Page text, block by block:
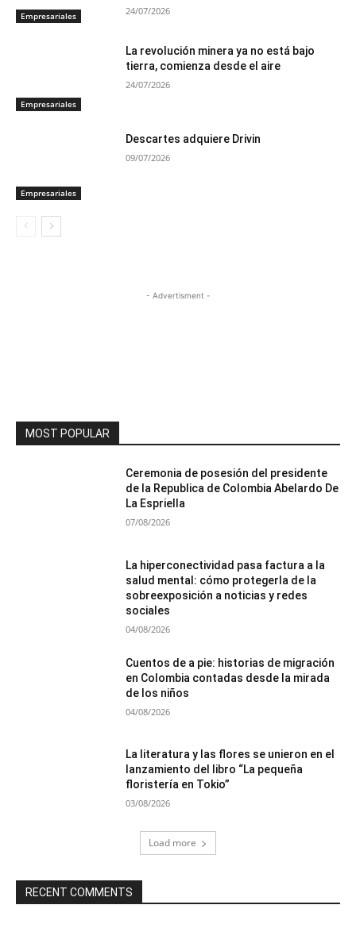
Empresariales 24/07/2026
Empresariales
La revolución minera ya no está bajo
tierra, comienza desde el aire
24/07/2026
Empresariales
Descartes adquiere Drivin
09/07/2026
- Advertisment -
MOST POPULAR
Ceremonia de posesión del presidente
de la Republica de Colombia Abelardo De
La Espriella
07/08/2026
La hiperconectividad pasa factura a la
salud mental: cómo protegerla de la
sobreexposición a noticias y redes
sociales
04/08/2026
Cuentos de a pie: historias de migración
en Colombia contadas desde la mirada
de los niños
04/08/2026
La literatura y las flores se unieron en el
lanzamiento del libro “La pequeña
floristería en Tokio”
03/08/2026
Load more
RECENT COMMENTS